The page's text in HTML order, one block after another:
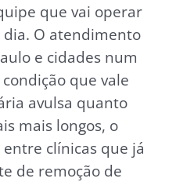
que vai operar
O atendimento
e cidades num
que vale
avulsa quanto
mais longos, o
clínicas que já
de remoção de